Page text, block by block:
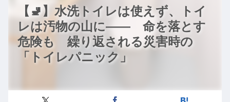
【🚽】水洗トイレは使えず、トイ
レは汚物の山に―― 命を落とす
危険も 繰り返される災害時の
「トイレパニック」